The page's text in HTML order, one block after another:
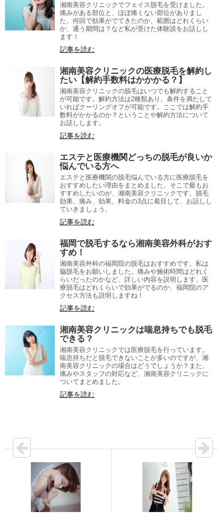
湘南美容クリニックでフェイス脱毛を受けました。
痛みがある部位と、ほぼ痛くない部位がありまし
た。何回で効果がでてきたのか、範囲はどれくらい
か、通う期間は？など私が受けた体験談をお話しし
ます！
記事を読む
湘南美容クリニックの医療脱毛を解約し
たい【解約手数料はかかかる？】
湘南美容クリニックの脱毛はいつでも解約すること
が可能です。解約方法は2種類あり、条件を満たして
いればクーリングオフが可能です。ここでは解約手
数料がかかるのか？ということや解約方法について
お話しします。
記事を読む
エステと医療機関どっちの脱毛が良いか
悩んでいる方へ
エステと医療機関の脱毛悩んでいる方に医療脱毛を
おすすめしたい理由をまとめました。そこで最もお
すすめしたいのが、湘南美容クリニックです。脱毛
効果、痛み、効果、料金の3点に着目して、お話しし
ていきましょう。
記事を読む
福岡で脱毛するなら湘南美容外科がおす
すめ！
湘南美容外科の福岡院の脱毛はおすすめです。私は
脇脱毛をお願いしました。痛みや施術時間はどれく
らいだったのかなど、詳しい内容を説明します。医
療脱毛はどれくらいで効果がでるのか、福岡院のア
クセス方法も説明しますね！
記事を読む
湘南美容クリニックは喘息持ちでも脱毛
できる？
湘南美容クリニックでは医療脱毛を行っています。
喘息持ちだと脱毛できないことが多いのですが、湘
南美容クリニックの場合はどうでしょうか？また、
痛みやスタッフの対応など、湘南美容クリニックに
ついてまとめました。
記事を読む